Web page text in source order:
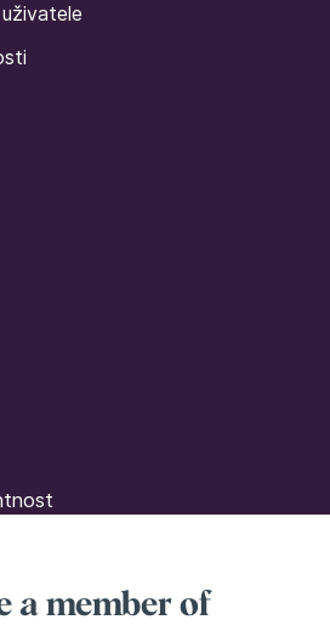
a member of